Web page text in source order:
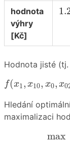
hodnota
výhry
[Kč]
Hodnota jisté
f(x1, x10, x0, x
f(x
Hledání
maximalizaci
max